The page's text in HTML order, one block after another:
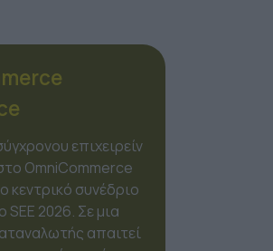
είναι πια μια
αλλά ένα
χιλιάδες
της ECDM
OmniMarketing